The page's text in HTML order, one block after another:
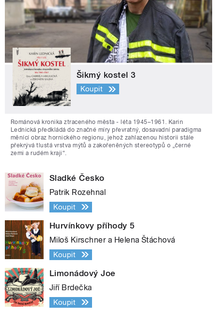
Šikmý kostel 3
Koupit
Románová kronika ztraceného města - léta 1945–1961. Karin
Lednická předkládá do značné míry převratný, dosavadní paradigma
měnící obraz hornického regionu, jehož zahlazenou historii stále
překrývá tlustá vrstva mýtů a zakořeněných stereotypů o „černé
zemi a rudém kraji“.
Sladké Česko
Patrik Rozehnal
Koupit
Hurvínkovy příhody 5
Miloš Kirschner a Helena Štáchová
Koupit
Limonádový Joe
Jiří Brdečka
Koupit